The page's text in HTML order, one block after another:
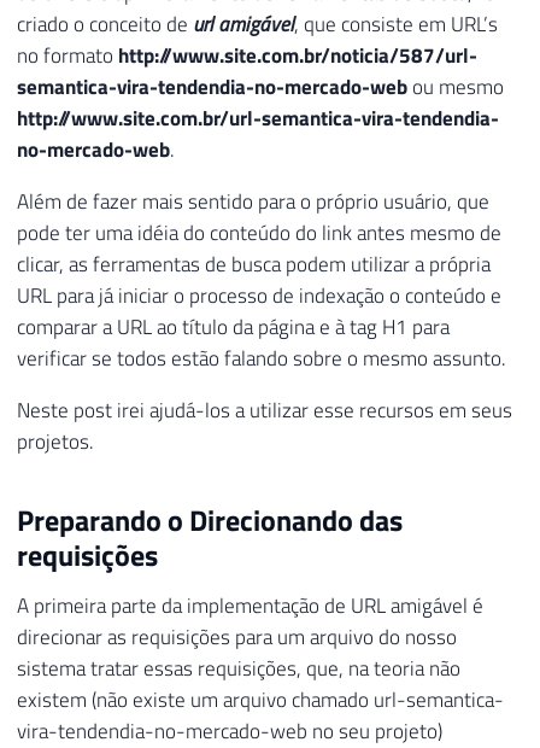
criado o conceito de url amigável, que consiste em URL’s
no formato http://www.site.com.br/noticia/587/url-
semantica-vira-tendendia-no-mercado-webou mesmo
http://www.site.com.br/url-semantica-vira-tendendia-
no-mercado-web.
Além de fazer mais sentido para o próprio usuário, que
pode ter uma idéia do conteúdo do link antes mesmo de
clicar, as ferramentas de busca podem utilizar a própria
URL para já iniciar o processo de indexação o conteúdo e
comparar a URL ao título da página e à tag H1 para
verificar se todos estão falando sobre o mesmo assunto.
Neste post irei ajudá-los a utilizar esse recursos em seus
projetos.
Preparando o Direcionando das
requisições
A primeira parte da implementação de URL amigável é
direcionar as requisições para um arquivo do nosso
sistema tratar essas requisições, que, na teoria não
existem (não existe um arquivo chamado url-semantica-
vira-tendendia-no-mercado-web no seu projeto)